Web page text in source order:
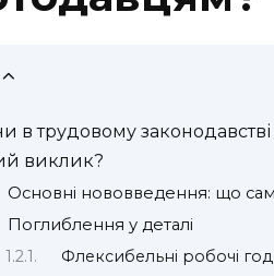
в трудовому
виклик?
Основні нововведення: що
Поглиблення у деталі
Флексибельні робочі